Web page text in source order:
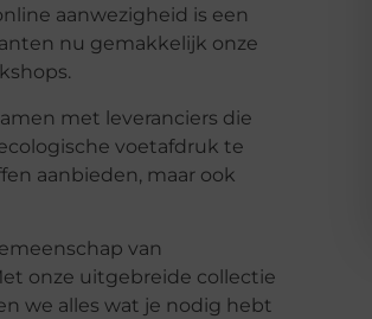
aanwezigheid is een
nu gemakkelijk onze
met leveranciers die
voetafdruk te
aanbieden, maar ook
van
onze uitgebreide collectie
we alles wat je nodig hebt